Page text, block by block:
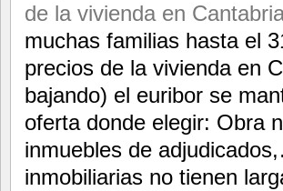
de la vivienda en
muchas familias hasta el
precios de la vivienda en
bajando) el euribor se
oferta donde elegir: Obra
inmuebles de
inmobiliarias no tienen